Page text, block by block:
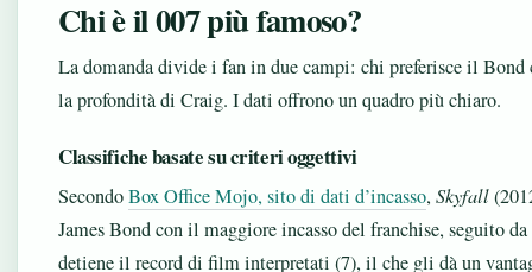
Chi è il 007 più famoso?
La domanda divide i fan in due campi: chi preferisce il Bond
la profondità di Craig. I dati offrono un quadro più chiaro.
Classifiche basate su criteri oggettivi
SecondoBox Office Mojo, sito di dati d’incasso, Skyfall
James Bond con il maggiore incasso del franchise, seguito da
detiene il record di film interpretati (7), il che gli dà un